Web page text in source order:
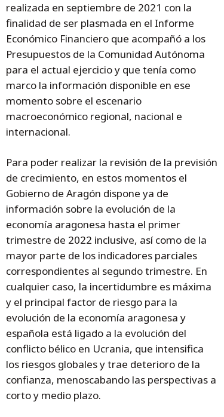
realizada en septiembre de 2021 con la
finalidad de ser plasmada en el Informe
Económico Financiero que acompañó a los
Presupuestos de la Comunidad Autónoma
para el actual ejercicio y que tenía como
marco la información disponible en ese
momento sobre el escenario
macroeconómico regional, nacional e
internacional.
Para poder realizar la revisión de la previsión
de crecimiento, en estos momentos el
Gobierno de Aragón dispone ya de
información sobre la evolución de la
economía aragonesa hasta el primer
trimestre de 2022 inclusive, así como de la
mayor parte de los indicadores parciales
correspondientes al segundo trimestre. En
cualquier caso, la incertidumbre es máxima
y el principal factor de riesgo para la
evolución de la economía aragonesa y
española está ligado a la evolución del
conflicto bélico en Ucrania, que intensifica
los riesgos globales y trae deterioro de la
confianza, menoscabando las perspectivas a
corto y medio plazo.